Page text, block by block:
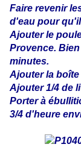
Faire revenir
d'eau pour
Ajouter le
Provence.
minutes.
Ajouter la boîte
Ajouter 1/4 de
Porter à
3/4 d'heure